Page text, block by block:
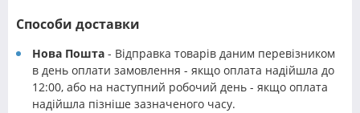
Способи доставки
Нова Пошта - Відправка товарів даним перевізником
в день оплати замовлення - якщо оплата надійшла до
12:00, або на наступний робочий день - якщо оплата
надійшла пізніше зазначеного часу.